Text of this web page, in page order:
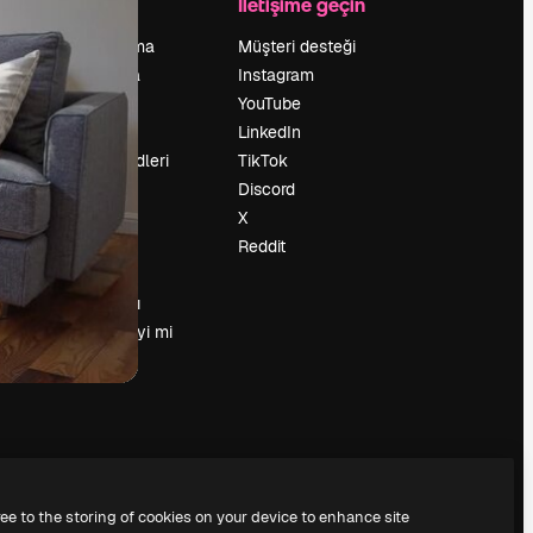
Fiyatlandırma
Hakkımızda
Reviews
Arama trendleri
Blog
İçerik satışı
Basın odası
Magnific.ai’yi mi
Müşteri desteği
Instagram
YouTube
LinkedIn
TikTok
Discord
X
Reddit
to the storing of cookies on your device to enhance site